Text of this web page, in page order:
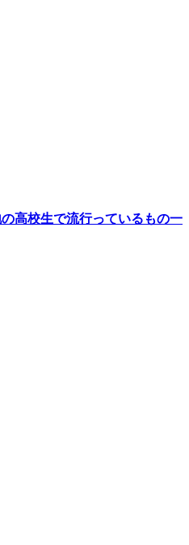
の高校生で流行っているもの一